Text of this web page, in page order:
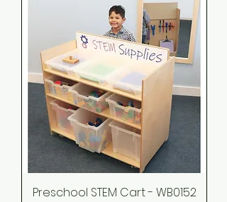
Preschool STEM Cart - WB0152